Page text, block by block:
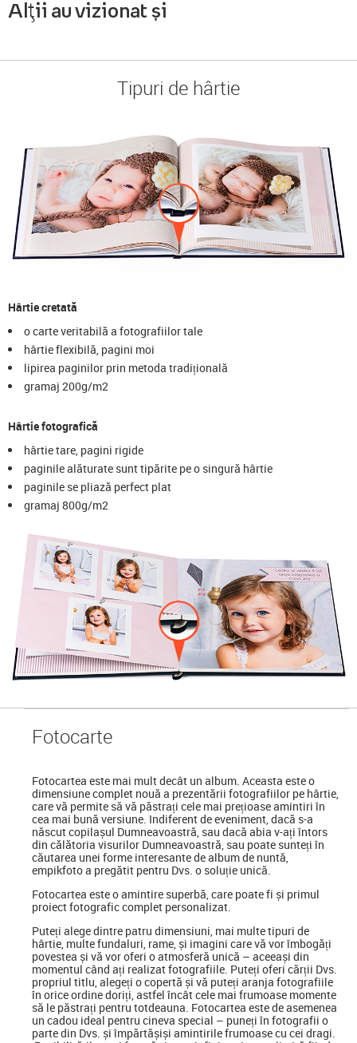
Alții au vizionat și
Tipuri de hârtie
Hârtie cretată
o carte veritabilă a fotografiilor tale
hârtie flexibilă, pagini moi
lipirea paginilor prin metoda tradițională
gramaj 200g/m2
Hârtie fotografică
hârtie tare, pagini rigide
paginile alăturate sunt tipărite pe o singură hârtie
paginile se pliază perfect plat
gramaj 800g/m2
Fotocarte
Fotocartea este mai mult decât un album. Aceasta este o
dimensiune complet nouă a prezentării fotografiilor pe hârtie,
care vă permite să vă păstrați cele mai prețioase amintiri în
cea mai bună versiune. Indiferent de eveniment, dacă s-a
născut copilașul Dumneavoastră, sau dacă abia v-ați întors
din călătoria visurilor Dumneavoastră, sau poate sunteți în
căutarea unei forme interesante de album de nuntă,
empikfoto a pregătit pentru Dvs. o soluție unică.
Fotocartea este o amintire superbă, care poate fi și primul
proiect fotografic complet personalizat.
Puteți alege dintre patru dimensiuni, mai multe tipuri de
hârtie, multe fundaluri, rame, și imagini care vă vor îmbogăți
povestea și vă vor oferi o atmosferă unică – aceeași din
momentul când ați realizat fotografiile. Puteți oferi cărții Dvs.
propriul titlu, alegeți o copertă și vă puteți aranja fotografiile
în orice ordine doriți, astfel încât cele mai frumoase momente
să le păstrați pentru totdeauna. Fotocartea este de asemenea
un cadou ideal pentru cineva special – puneți în fotografii o
parte din Dvs. și împărtășiși amintirile frumoase cu cei dragi.